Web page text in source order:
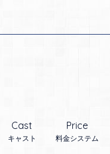
Cast
キャスト
Price
料金システム